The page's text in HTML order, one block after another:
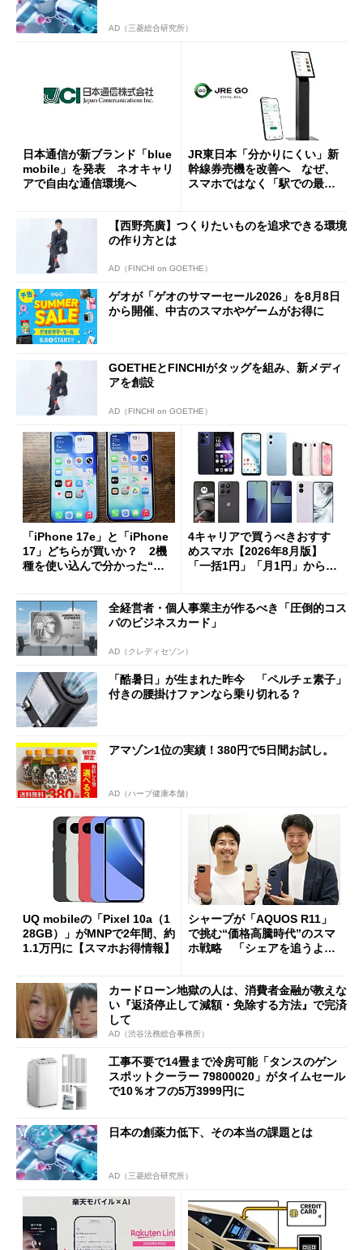
AD（三菱総合研究所）
日本通信が新ブランド「blue
mobile」を発表 ネオキャリ
アで自由な通信環境へ
JR東日本「分かりにくい」新
幹線券売機を改善へ なぜ、
スマホではなく「駅での最短
【西野亮廣】つくりたいものを追求できる環境
の作り方とは
AD（FINCHI on GOETHE）
ゲオが「ゲオのサマーセール2026」を8月8日
から開催、中古のスマホやゲームがお得に
GOETHEとFINCHIがタッグを組み、新メディ
アを創設
AD（FINCHI on GOETHE）
「iPhone 17e」と「iPhone
17」どちらが買いか？ 2機
種を使い込んで分かった“ス
4キャリアで買うべきおすす
めスマホ【2026年8月版】
「一括1円」「月1円」からお
全経営者・個人事業主が作るべき「圧倒的コス
パのビジネスカード」
AD（クレディセゾン）
「酷暑日」が生まれた昨今 「ペルチェ素子」
付きの腰掛けファンなら乗り切れる？
アマゾン1位の実績！380円で5日間お試し。
AD（ハーブ健康本舗）
UQ mobileの「Pixel 10a（1
28GB）」がMNPで2年間、約
1.1万円に【スマホお得情報】
シャープが「AQUOS R11」
で挑む“価格高騰時代”のスマ
ホ戦略 「シェアを追うより
カードローン地獄の人は、消費者金融が教えな
い『返済停止して減額・免除する方法』で完済
して
AD（渋谷法務総合事務所）
工事不要で14畳まで冷房可能「タンスのゲン
スポットクーラー 79800020」がタイムセール
で10％オフの5万3999円に
日本の創薬力低下、その本当の課題とは
AD（三菱総合研究所）